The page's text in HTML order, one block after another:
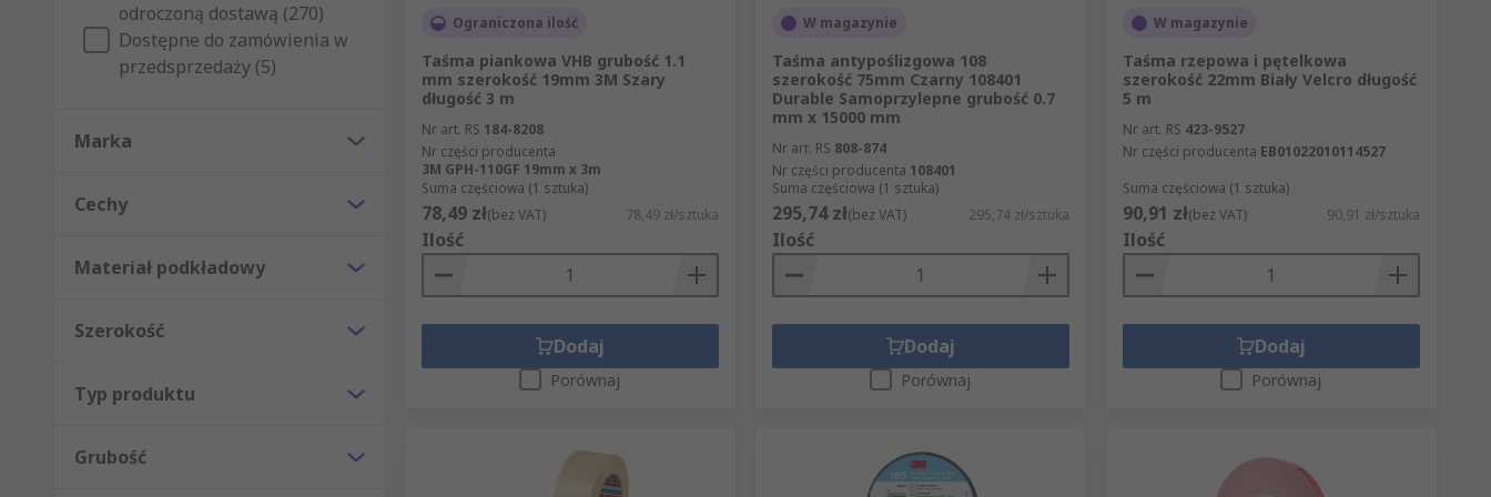
Wśród licznych zastosowań taśmy znajduje się:* Izolacja elektryczna
Pakowanie
odroczoną dostawą (270)
Dostępne do zamówienia w
przedsprzedaży (5)
Marka
Cechy
Materiał podkładowy
Szerokość
Typ produktu
Grubość
Ograniczona ilość
Taśma piankowa VHB grubość 1.1
mm szerokość 19mm 3M Szary
długość 3 m
Nr art. RS 184-8208
Nr części producenta
3M GPH-110GF 19mm x 3m
Suma częściowa (1 sztuka)
78,49 zł(bez VAT) 78,49 zł/sztuka
Ilość
Dodaj
Porównaj
W magazynie
Taśma antypoślizgowa 108
szerokość 75mm Czarny 108401
Durable Samoprzylepne grubość 0.7
mm x 15000 mm
Nr art. RS 808-874
Nr części producenta 108401
Suma częściowa (1 sztuka)
295,74 zł(bez VAT) 295,74 zł/sztuka
Ilość
Dodaj
Porównaj
W magazynie
Taśma rzepowa i pętelkowa
szerokość 22mm Biały Velcro długość
5 m
Nr art. RS 423-9527
Nr części producenta EB01022010114527
Suma częściowa (1 sztuka)
90,91 zł(bez VAT) 90,91 zł/sztuka
Ilość
Dodaj
Porównaj